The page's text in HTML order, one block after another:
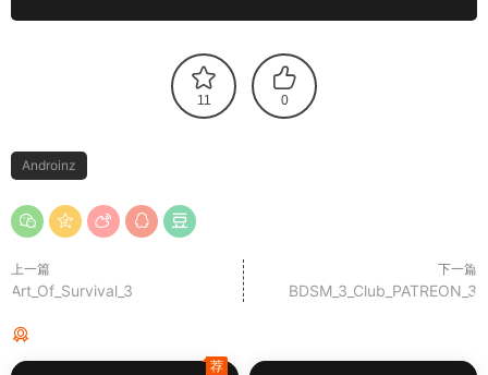
11 0
Androinz
上一篇
Art_Of_Survival_3
下一篇
BDSM_3_Club_PATREON_3
荐